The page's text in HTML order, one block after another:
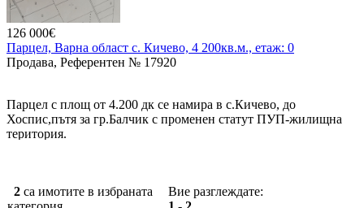
Парцел със статут земеделска земя, който попада по-новия
ОУП за смесена обслужваща зона и производствено-складова
зона./Може за промишлено и жилищно строителство/
126 000€
Парцел, Варна област с. Кичево, 4 200кв.м., етаж: 0
Продава, Референтен № 17920
Парцел с площ от 4.200 дк се намира в с.Кичево, до
Хоспис,пътя за гр.Балчик с променен статут ПУП-жилищна
територия.
2 са имотите в избраната
Вие разглеждате: